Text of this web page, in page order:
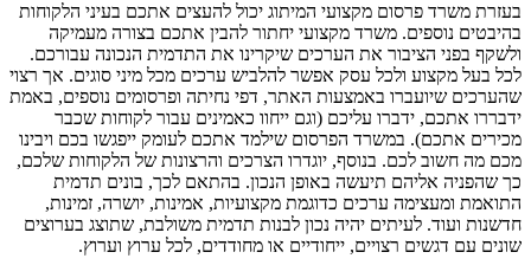
בעזרת משרד פרסום מקצועי המיתוג יכול להעצים אתכם בעיני הלקוחות
בהיבטים נוספים. משרד מקצועי יחתור להבין אתכם בצורה מעמיקה
ולשקף בפני הציבור את הערכים שיקרינו את התדמית הנכונה עבורכם.
לכל בעל מקצוע ולכל עסק אפשר להלביש ערכים מכל מיני סוגים. אך רצוי
שהערכים שיועברו באמצעות האתר, דפי נחיתה ופרסומים נוספים, באמת
ידבררו אתכם, ידברו עליכם (וגם ייחוו כאמינים עבור לקוחות שכבר
מכירים אתכם). במשרד הפרסום שילמד אתכם לעומק ייפגשו בכם ויבינו
מכם מה חשוב לכם. בנוסף, יוגדרו הצרכים והרצונות של הלקוחות שלכם,
כך שהפניה אליהם תיעשה באופן הנכון. בהתאם לכך, בונים תדמית
התואמת ומעצימה ערכים כדוגמת מקצועיות, אמינות, יושרה, זמינות,
חדשנות ועוד. לעיתים יהיה נכון לבנות תדמית משולבת, שתוצג בערוצים
שונים עם דגשים רצויים, ייחודיים או מחודדים, לכל ערוץ וערוץ.